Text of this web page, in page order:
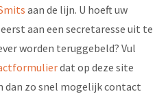
aan de lijn. U hoeft uw
aan een secretaresse uit te
worden teruggebeld? Vul
dat op deze site
dan zo snel mogelijk contact